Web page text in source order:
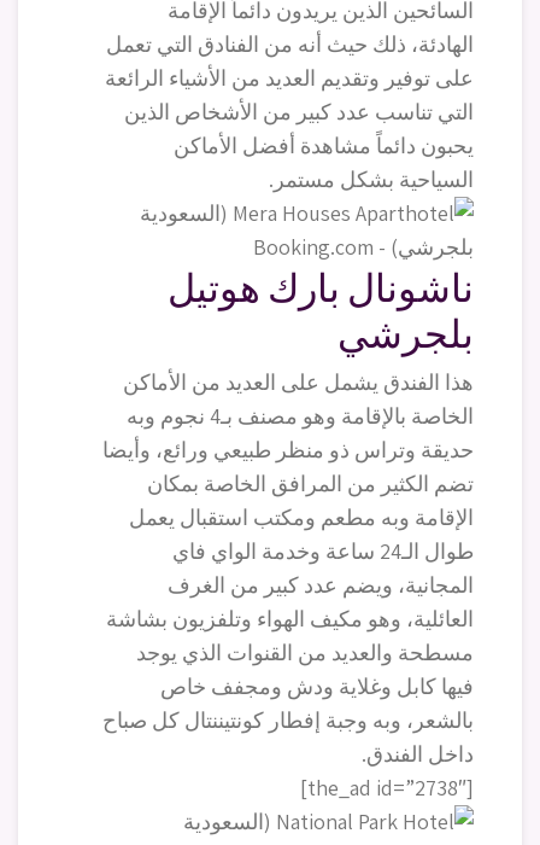
السائحين الذين يريدون دائماً الإقامة
الهادئة، ذلك حيث أنه من الفنادق التي تعمل
على توفير وتقديم العديد من الأشياء الرائعة
التي تناسب عدد كبير من الأشخاص الذين
يحبون دائماً مشاهدة أفضل الأماكن
السياحية بشكل مستمر.
ناشونال بارك هوتيل
بلجرشي
هذا الفندق يشمل على العديد من الأماكن
الخاصة بالإقامة وهو مصنف بـ4 نجوم وبه
حديقة وتراس ذو منظر طبيعي ورائع، وأيضا
تضم الكثير من المرافق الخاصة بمكان
الإقامة وبه مطعم ومكتب استقبال يعمل
طوال الـ24 ساعة وخدمة الواي فاي
المجانية، ويضم عدد كبير من الغرف
العائلية، وهو مكيف الهواء وتلفزيون بشاشة
مسطحة والعديد من القنوات الذي يوجد
فيها كابل وغلاية ودش ومجفف خاص
بالشعر، وبه وجبة إفطار كونتيننتال كل صباح
داخل الفندق.
[the_ad id=”2738″]